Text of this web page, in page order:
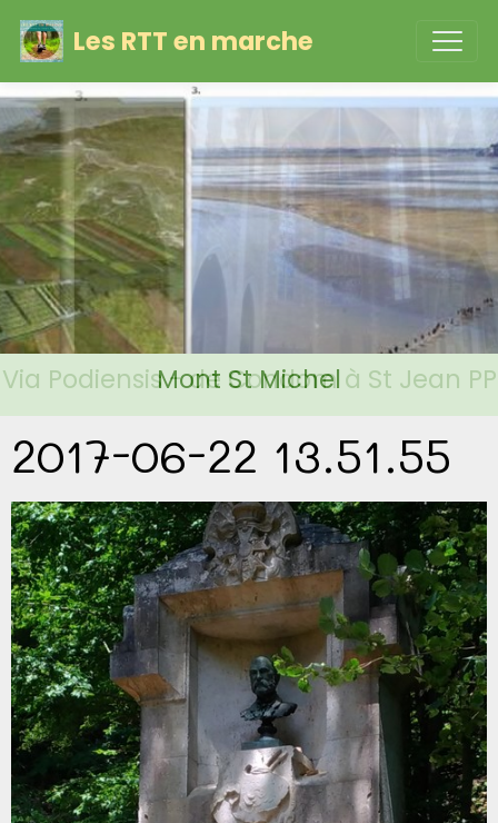
Les RTT en marche
Mont St Michel
Via Podiensis - de Condom à St Jean PP
2017-06-22 13.51.55